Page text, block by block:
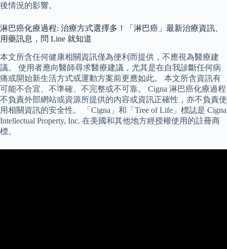
後情況的影響。
淋巴癌化療過程: 治療方式選擇多！「淋巴癌」最新治療資訊、
用藥訊息，問 Line 就知道
本文所含任何健康相關資訊僅為便利而提供，不應視為醫療建
議。 使用者應向醫師尋求醫療建議，尤其是在自我診斷任何病
痛或開始新生活方式或運動方案前更應如此。 本文所含資訊有
可能不合宜、不準確、不完整或不可靠。 Cigna 淋巴癌化療過程
不負責外部網站或資源所提供的內容或資訊正確性，亦不負責使
用相關資訊的安全性。 「Cigna」和「Tree of Life」標誌是 Cigna
Intellectual Property, Inc. 在美國和其他地方經授權使用的註冊商
標。